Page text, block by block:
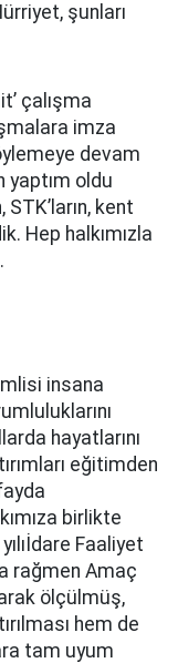
şunları
çalışma
imza
devam
yaptım oldu
STK’ların, kent
Hep halkımızla
insana
hayatlarını
eğitimden
birlikte
Faaliyet
rağmen Amaç
ölçülmüş,
hem de
tam uyum